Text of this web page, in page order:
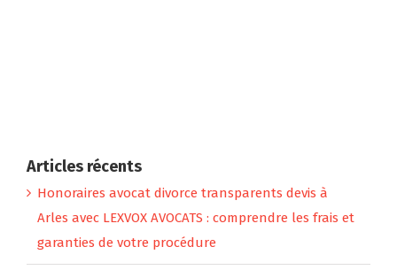
Articles récents
Honoraires avocat divorce transparents devis à
Arles avec LEXVOX AVOCATS : comprendre les frais et
garanties de votre procédure